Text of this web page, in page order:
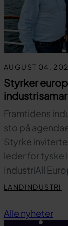
AUGUST 04,
Styrker
Framtidens
sto på
Styrke
leder for tyske
IndustriAll
LANDINDUSTRI
Alle nyheter